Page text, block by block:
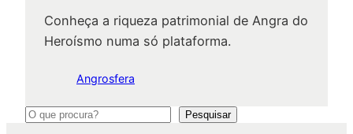
Conheça a riqueza patrimonial de Angra do
Heroísmo numa só plataforma.
Angrosfera
P
Pesquisar